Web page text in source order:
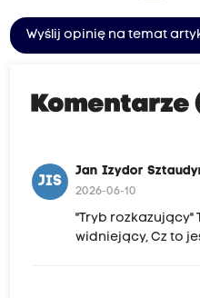
Wyślij opinię na temat
Komentarze
JIS
Jan Izydor
2026-06-10
"Tryb rozkazujący"
widniejący, Cz to